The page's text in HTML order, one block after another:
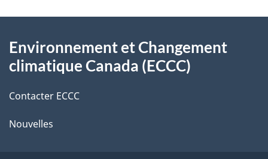
l
s
d
e
l
o
t
r
r
t
propos
de
ce
site
Environnement et Changement
climatique Canada (ECCC)
Contacter ECCC
Nouvelles